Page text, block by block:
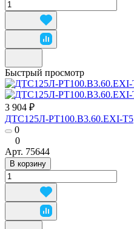
Быстрый просмотр
3 904 ₽
ДТС125Л-РТ100.В3.60.ЕХI-Т5
0
0
Арт. 75644
В корзину